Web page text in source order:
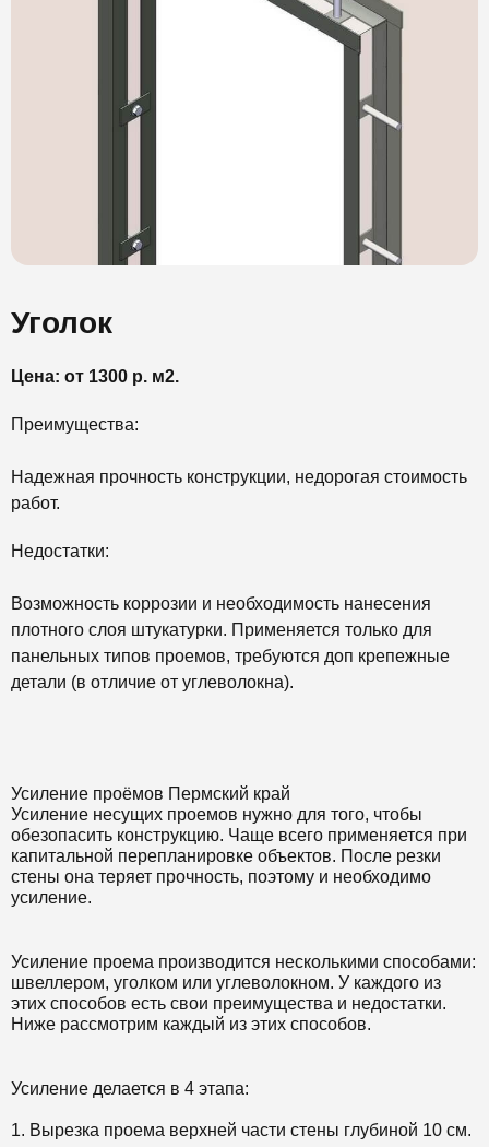
Уголок
Цена: от 1300 р. м2.
Преимущества:
Надежная прочность конструкции, недорогая стоимость
работ.
Недостатки:
Возможность коррозии и необходимость нанесения
плотного слоя штукатурки. Применяется только для
панельных типов проемов, требуются доп крепежные
детали (в отличие от углеволокна).
Усиление проёмов Пермский край
Усиление несущих проемов нужно для того, чтобы
обезопасить конструкцию. Чаще всего применяется при
капитальной перепланировке объектов. После резки
стены она теряет прочность, поэтому и необходимо
усиление.
Усиление проема производится несколькими способами:
швеллером, уголком или углеволокном. У каждого из
этих способов есть свои преимущества и недостатки.
Ниже рассмотрим каждый из этих способов.
Усиление делается в 4 этапа:
1. Вырезка проема верхней части стены глубиной 10 см.